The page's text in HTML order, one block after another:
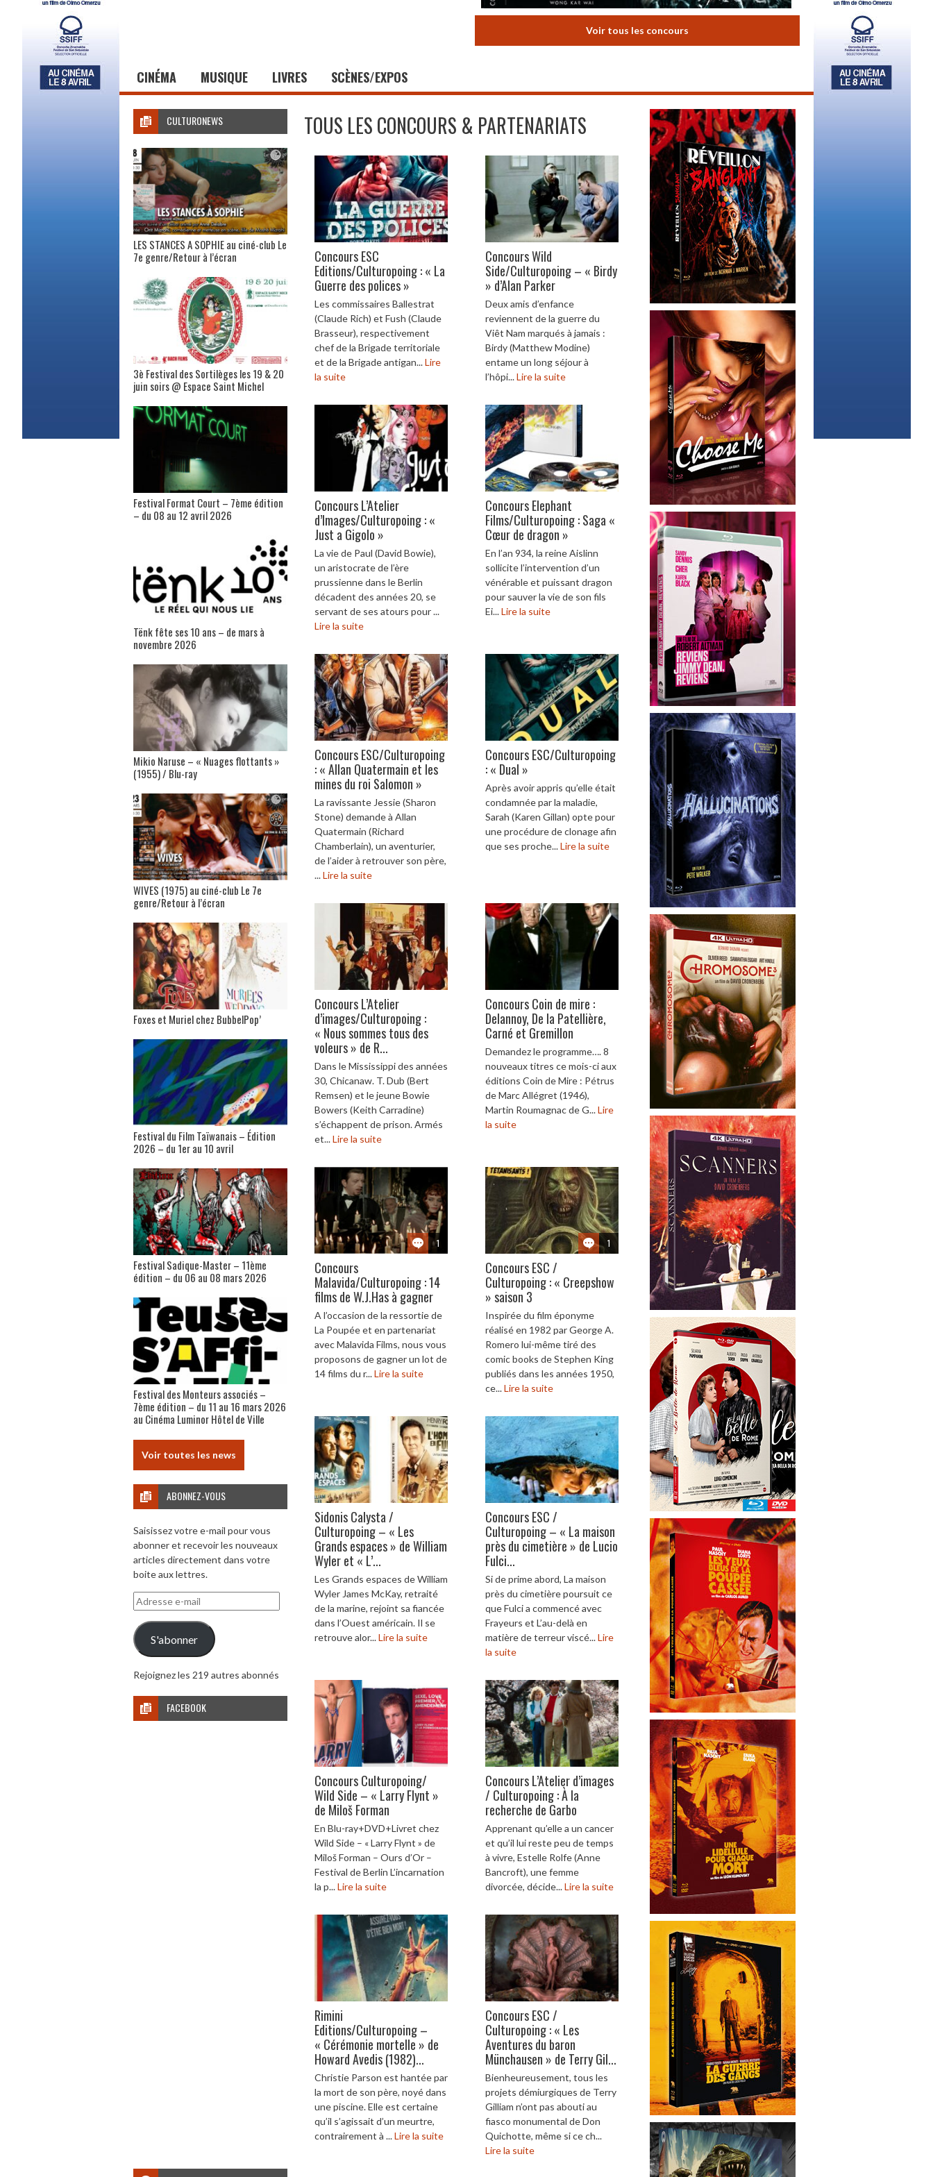
Voir tous les concours
CINÉMA MUSIQUE LIVRES SCÈNES/EXPOS
TOUS LES CONCOURS & PARTENARIATS
Concours ESC
Editions/Culturopoing : « La
Guerre des polices »
Les commissaires Ballestrat
(Claude Rich) et Fush (Claude
Brasseur), respectivement
chef de la Brigade territoriale
et de la Brigade antigan...Lire
la suite
Concours Wild
Side/Culturopoing – « Birdy
» d’Alan Parker
Deux amis d’enfance
reviennent de la guerre du
Viêt Nam marqués à jamais :
Birdy (Matthew Modine)
entame un long séjour à
l’hôpi...Lire la suite
Concours L’Atelier
d’Images/Culturopoing : «
Just a Gigolo »
La vie de Paul (David Bowie),
un aristocrate de l’ère
prussienne dans le Berlin
décadent des années 20, se
servant de ses atours pour ...
Lire la suite
Concours Elephant
Films/Culturopoing : Saga «
Cœur de dragon »
En l’an 934, la reine Aislinn
sollicite l’intervention d’un
vénérable et puissant dragon
pour sauver la vie de son fils
Ei...Lire la suite
Concours ESC/Culturopoing
: « Allan Quatermain et les
mines du roi Salomon »
La ravissante Jessie (Sharon
Stone) demande à Allan
Quatermain (Richard
Chamberlain), un aventurier,
de l’aider à retrouver son père,
...Lire la suite
Concours ESC/Culturopoing
: « Dual »
Après avoir appris qu’elle était
condamnée par la maladie,
Sarah (Karen Gillan) opte pour
une procédure de clonage afin
que ses proche...Lire la suite
Concours L’Atelier
d’images/Culturopoing :
« Nous sommes tous des
voleurs » de R...
Dans le Mississippi des années
30, Chicanaw. T. Dub (Bert
Remsen) et le jeune Bowie
Bowers (Keith Carradine)
s’échappent de prison. Armés
et...Lire la suite
Concours Coin de mire :
Delannoy, De la Patellière,
Carné et Gremillon
Demandez le programme…. 8
nouveaux titres ce mois-ci aux
éditions Coin de Mire : Pétrus
de Marc Allégret (1946),
Martin Roumagnac de G...Lire
la suite
1
Concours
Malavida/Culturopoing : 14
films de W.J.Has à gagner
A l’occasion de la ressortie de
La Poupée et en partenariat
avec Malavida Films, nous vous
proposons de gagner un lot de
14 films du r...Lire la suite
1
Concours ESC /
Culturopoing : « Creepshow
» saison 3
Inspirée du film éponyme
réalisé en 1982 par George A.
Romero lui-même tiré des
comic books de Stephen King
publiés dans les années 1950,
ce...Lire la suite
Sidonis Calysta /
Culturopoing – « Les
Grands espaces » de William
Wyler et « L’...
Les Grands espaces de William
Wyler James McKay, retraité
de la marine, rejoint sa fiancée
dans l’Ouest américain. Il se
retrouve alor...Lire la suite
Concours ESC /
Culturopoing – « La maison
près du cimetière » de Lucio
Fulci...
Si de prime abord, La maison
près du cimetière poursuit ce
que Fulci a commencé avec
Frayeurs et L’au-delà en
matière de terreur viscé...Lire
la suite
Concours Culturopoing/
Wild Side – « Larry Flynt »
de Miloš Forman
En Blu-ray+DVD+Livret chez
Wild Side – « Larry Flynt » de
Miloš Forman – Ours d’Or –
Festival de Berlin L’incarnation
la p...Lire la suite
Concours L’Atelier d’images
/ Culturopoing : À la
recherche de Garbo
Apprenant qu’elle a un cancer
et qu’il lui reste peu de temps
à vivre, Estelle Rolfe (Anne
Bancroft), une femme
divorcée, décide...Lire la suite
Rimini
Editions/Culturopoing –
« Cérémonie mortelle » de
Howard Avedis (1982)...
Christie Parson est hantée par
la mort de son père, noyé dans
une piscine. Elle est certaine
qu’il s’agissait d’un meurtre,
contrairement à ...Lire la suite
Concours ESC /
Culturopoing : « Les
Aventures du baron
Münchausen » de Terry Gil...
Bienheureusement, tous les
projets démiurgiques de Terry
Gilliam n’ont pas abouti au
fiasco monumental de Don
Quichotte, même si ce ch...
Lire la suite
CULTURONEWS
LES STANCES A SOPHIE au ciné-club Le
7e genre/Retour à l’écran
3è Festival des Sortilèges les 19 & 20
juin soirs @ Espace Saint Michel
Festival Format Court – 7ème édition
– du 08 au 12 avril 2026
Tënk fête ses 10 ans – de mars à
novembre 2026
Mikio Naruse – « Nuages flottants »
(1955) / Blu-ray
WIVES (1975) au ciné-club Le 7e
genre/Retour à l’écran
Foxes et Muriel chez BubbelPop’
Festival du Film Taïwanais – Édition
2026 – du 1er au 10 avril
Festival Sadique-Master – 11ème
édition – du 06 au 08 mars 2026
Festival des Monteurs associés –
7ème édition – du 11 au 16 mars 2026
au Cinéma Luminor Hôtel de Ville
Voir toutes les news
ABONNEZ-VOUS
Saisissez votre e-mail pour vous
abonner et recevoir les nouveaux
articles directement dans votre
boite aux lettres.
Adresse
e-
mail
S'abonner
Rejoignez les 219 autres abonnés
FACEBOOK